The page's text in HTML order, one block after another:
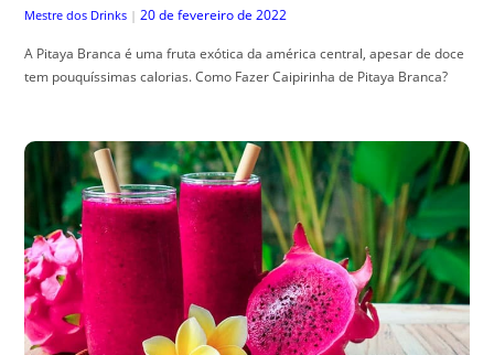
Mestre dos Drinks | 20 de fevereiro de 2022
A Pitaya Branca é uma fruta exótica da américa central, apesar de doce
tem pouquíssimas calorias. Como Fazer Caipirinha de Pitaya Branca?